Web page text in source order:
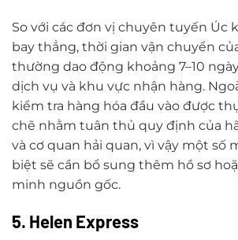
So với các đơn vị chuyên tuyến Úc
bay thẳng, thời gian vận chuyển
thường dao động khoảng 7–10
dịch vụ và khu vực nhận hàng.
kiểm tra hàng hóa đầu vào được
chẽ nhằm tuân thủ quy định của
và cơ quan hải quan, vì vậy một số
biệt sẽ cần bổ sung thêm hồ sơ
minh nguồn gốc.
5. Helen Express